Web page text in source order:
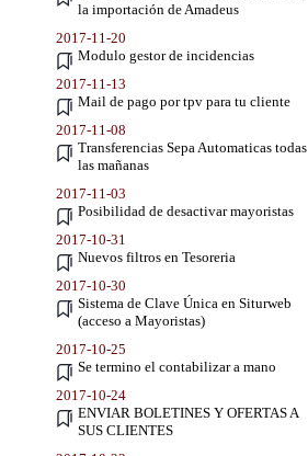
la importación de Amadeus
2017-11-20
Modulo gestor de incidencias
2017-11-13
Mail de pago por tpv para tu cliente
2017-11-08
Transferencias Sepa Automaticas todas
las mañanas
2017-11-03
Posibilidad de desactivar mayoristas
2017-10-31
Nuevos filtros en Tesoreria
2017-10-30
Sistema de Clave Única en Siturweb
(acceso a Mayoristas)
2017-10-25
Se termino el contabilizar a mano
2017-10-24
ENVIAR BOLETINES Y OFERTAS A
SUS CLIENTES